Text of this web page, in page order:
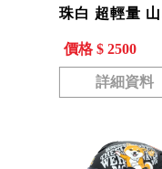
珠白 超輕量
罩帽 安全帽 內
價格 $ 2500
詳細資料